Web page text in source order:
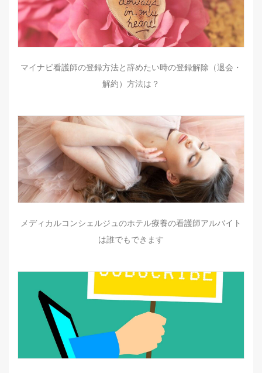
マイナビ看護師の登録方法と辞めたい時の登録解除（退会・
解約）方法は？
メディカルコンシェルジュのホテル療養の看護師アルバイト
は誰でもできます